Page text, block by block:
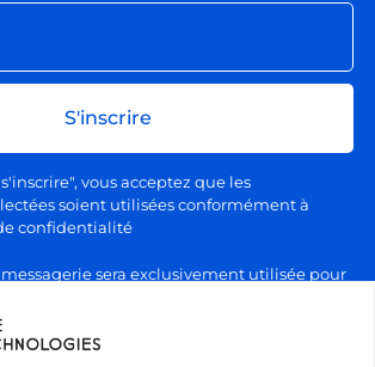
S'inscrire
vous acceptez que les
soient utilisées conformément à
confidentialité
messagerie sera exclusivement utilisée pour
et de traitement des données
pourrez vous désabonner à tout moment en